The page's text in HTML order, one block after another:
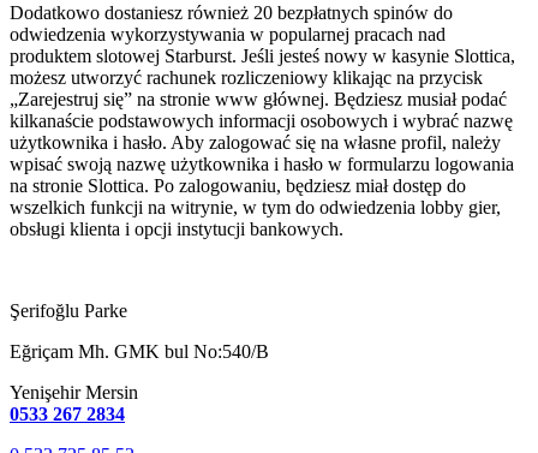
Dodatkowo dostaniesz również 20 bezpłatnych spinów do
odwiedzenia wykorzystywania w popularnej pracach nad
produktem slotowej Starburst. Jeśli jesteś nowy w kasynie Slottica,
możesz utworzyć rachunek rozliczeniowy klikając na przycisk
„Zarejestruj się” na stronie www głównej. Będziesz musiał podać
kilkanaście podstawowych informacji osobowych i wybrać nazwę
użytkownika i hasło. Aby zalogować się na własne profil, należy
wpisać swoją nazwę użytkownika i hasło w formularzu logowania
na stronie Slottica. Po zalogowaniu, będziesz miał dostęp do
wszelkich funkcji na witrynie, w tym do odwiedzenia lobby gier,
obsługi klienta i opcji instytucji bankowych.
Şerifoğlu Parke
Eğriçam Mh. GMK bul No:540/B
Yenişehir Mersin
0533 267 2834